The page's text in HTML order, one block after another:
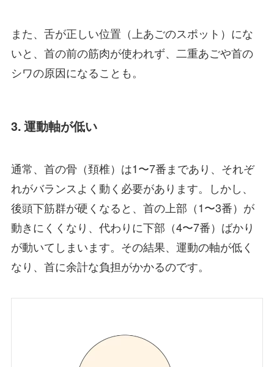
また、舌が正しい位置（上あごのスポット）にな
いと、首の前の筋肉が使われず、二重あごや首の
シワの原因になることも。
3. 運動軸が低い
通常、首の骨（頚椎）は1〜7番まであり、それぞ
れがバランスよく動く必要があります。しかし、
後頭下筋群が硬くなると、首の上部（1〜3番）が
動きにくくなり、代わりに下部（4〜7番）ばかり
が動いてしまいます。その結果、運動の軸が低く
なり、首に余計な負担がかかるのです。